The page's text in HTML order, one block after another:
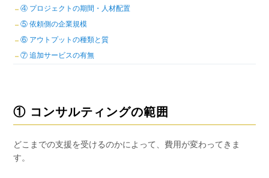
④ プロジェクトの期間・人材配置
⑤ 依頼側の企業規模
⑥ アウトプットの種類と質
⑦ 追加サービスの有無
① コンサルティングの範囲
どこまでの支援を受けるのかによって、費用が変わってきま
す。